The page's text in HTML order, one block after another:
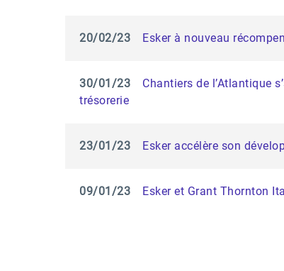
20/02/23 Esker à nouveau
30/01/23
Chantiers de l’Atlantique
trésorerie
23/01/23 Esker accélère son
09/01/23 Esker et Grant Thornton